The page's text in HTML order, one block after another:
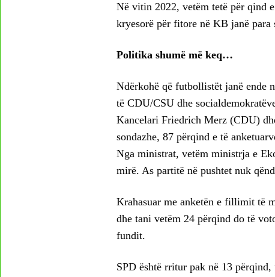
Në vitin 2022, vetëm tetë për qind
kryesorë për fitore në KB janë para
Politika shumë më keq…
Ndërkohë që futbollistët janë ende
të CDU/CSU dhe
Kancelari Friedrich Merz (CDU)
sondazhe, 87 përqind e të
Nga ministrat, vetëm ministrja e
mirë. As partitë në pushtet nuk
Krahasuar me anketën e fillimit të
dhe tani vetëm 24 përqind do të
fundit.
SPD është rritur pak në 13